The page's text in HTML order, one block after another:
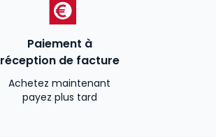
Paiement à
réception de facture
Achetez maintenant
payez plus tard